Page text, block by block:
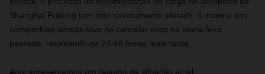
Shanghai Pudong tem sido severamente afetado. A maioria das
companhias aéreas teve de cancelar voos na sexta-feira
passada, retomando-os 24-48 horas mais tarde.
Aqui apresentamos um resumo da situação atual: